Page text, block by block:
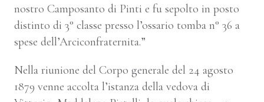
nostro Camposanto di Pinti e fu sepolto in posto
distinto di 3° classe presso l’ossario tomba n° 36 a
spese dell’Arciconfraternita.”
Nella riunione del Corpo generale del 24 agosto
1879 venne accolta l’istanza della vedova di